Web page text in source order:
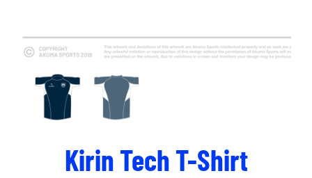
Kirin Tech T-Shirt